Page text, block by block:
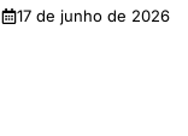
17 de junho de 2026